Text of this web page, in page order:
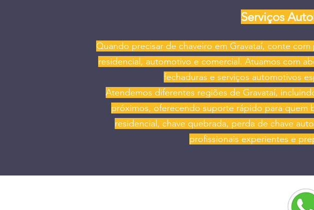
​Serviços
Quando precisar de chaveiro em Gravataí, conte
residencial, automotivo e comercial. Atuamos com
fechaduras e serviços automotivos
Atendemos diferentes regiões de Gravataí,
próximos, oferecendo suporte rápido para quem
residencial, chave quebrada, perda de chave
profissionais experientes e